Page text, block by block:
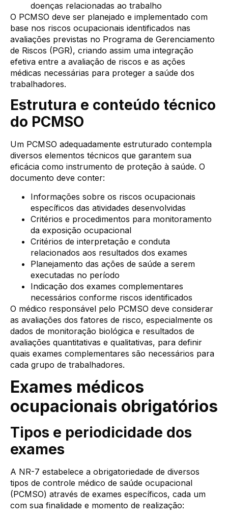
doenças relacionadas ao trabalho
O PCMSO deve ser planejado e implementado com
base nos riscos ocupacionais identificados nas
avaliações previstas no Programa de Gerenciamento
de Riscos (PGR), criando assim uma integração
efetiva entre a avaliação de riscos e as ações
médicas necessárias para proteger a saúde dos
trabalhadores.
Estrutura e conteúdo técnico
do PCMSO
Um PCMSO adequadamente estruturado contempla
diversos elementos técnicos que garantem sua
eficácia como instrumento de proteção à saúde. O
documento deve conter:
Informações sobre os riscos ocupacionais
específicos das atividades desenvolvidas
Critérios e procedimentos para monitoramento
da exposição ocupacional
Critérios de interpretação e conduta
relacionados aos resultados dos exames
Planejamento das ações de saúde a serem
executadas no período
Indicação dos exames complementares
necessários conforme riscos identificados
O médico responsável pelo PCMSO deve considerar
as avaliações dos fatores de risco, especialmente os
dados de monitoração biológica e resultados de
avaliações quantitativas e qualitativas, para definir
quais exames complementares são necessários para
cada grupo de trabalhadores.
Exames médicos
ocupacionais obrigatórios
Tipos e periodicidade dos
exames
A NR-7 estabelece a obrigatoriedade de diversos
tipos de controle médico de saúde ocupacional
(PCMSO) através de exames específicos, cada um
com sua finalidade e momento de realização: